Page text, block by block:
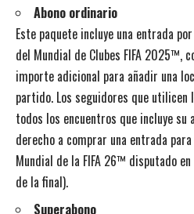
Abono ordinario
Este paquete incluye una entrada
del Mundial de Clubes FIFA 2025™,
importe adicional para añadir una
partido. Los seguidores que
todos los encuentros que incluye su
derecho a comprar una entrada
Mundial de la FIFA 26™ disputado
de la final).
Superabono